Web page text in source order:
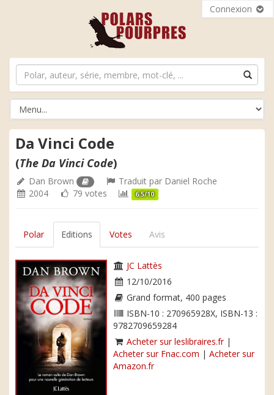
Connexion
Da Vinci Code
(The Da Vinci Code)
Dan Brown Traduit par Daniel Roche
2004
79 votes 6.5/10
Polar Editions Votes Avis
JC Lattès
12/10/2016
Grand format, 400 pages
ISBN-10 : 270965928X, ISBN-13 :
9782709659284
Acheter sur leslibraires.fr|
Acheter sur Fnac.com | Acheter sur
Amazon.fr